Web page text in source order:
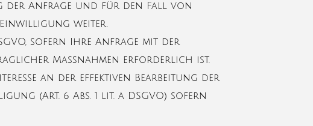
der Anfrage und für den Fall von
Einwilligung weiter.
sofern Ihre Anfrage mit der
Maßnahmen erforderlich ist.
an der effektiven Bearbeitung der
(Art. 6 Abs. 1 lit. a DSGVO) sofern